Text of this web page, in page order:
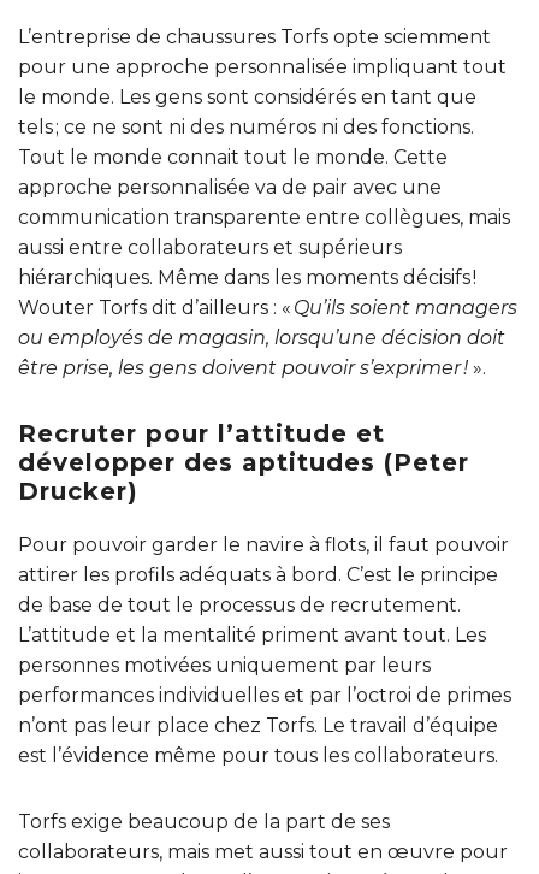
L’entreprise de chaussures Torfs opte sciemment
pour une approche personnalisée impliquant tout
le monde. Les gens sont considérés en tant que
tels ; ce ne sont ni des numéros ni des fonctions.
Tout le monde connait tout le monde. Cette
approche personnalisée va de pair avec une
communication transparente entre collègues, mais
aussi entre collaborateurs et supérieurs
hiérarchiques. Même dans les moments décisifs !
Wouter Torfs dit d’ailleurs : « Qu’ils soient managers
ou employés de magasin, lorsqu’une décision doit
être prise, les gens doivent pouvoir s’exprimer ! ».
Recruter pour l’attitude et
développer des aptitudes (Peter
Drucker)
Pour pouvoir garder le navire à flots, il faut pouvoir
attirer les profils adéquats à bord. C’est le principe
de base de tout le processus de recrutement.
L’attitude et la mentalité priment avant tout. Les
personnes motivées uniquement par leurs
performances individuelles et par l’octroi de primes
n’ont pas leur place chez Torfs. Le travail d’équipe
est l’évidence même pour tous les collaborateurs.
Torfs exige beaucoup de la part de ses
collaborateurs, mais met aussi tout en œuvre pour